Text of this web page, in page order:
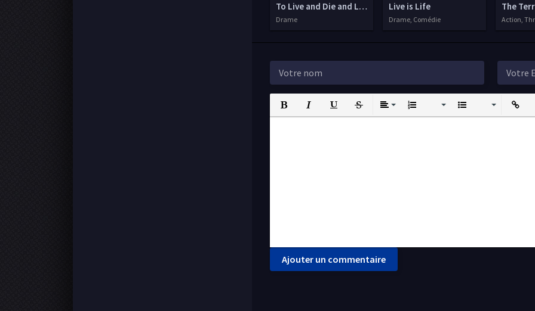
To Live and Die and Live
Drame
Live is Life
Drame, Comédie
The
Action,
Bold Italic UnderlineStrikethrough
AlignOrdered List Unordered ListInsert
Ajouter un commentaire